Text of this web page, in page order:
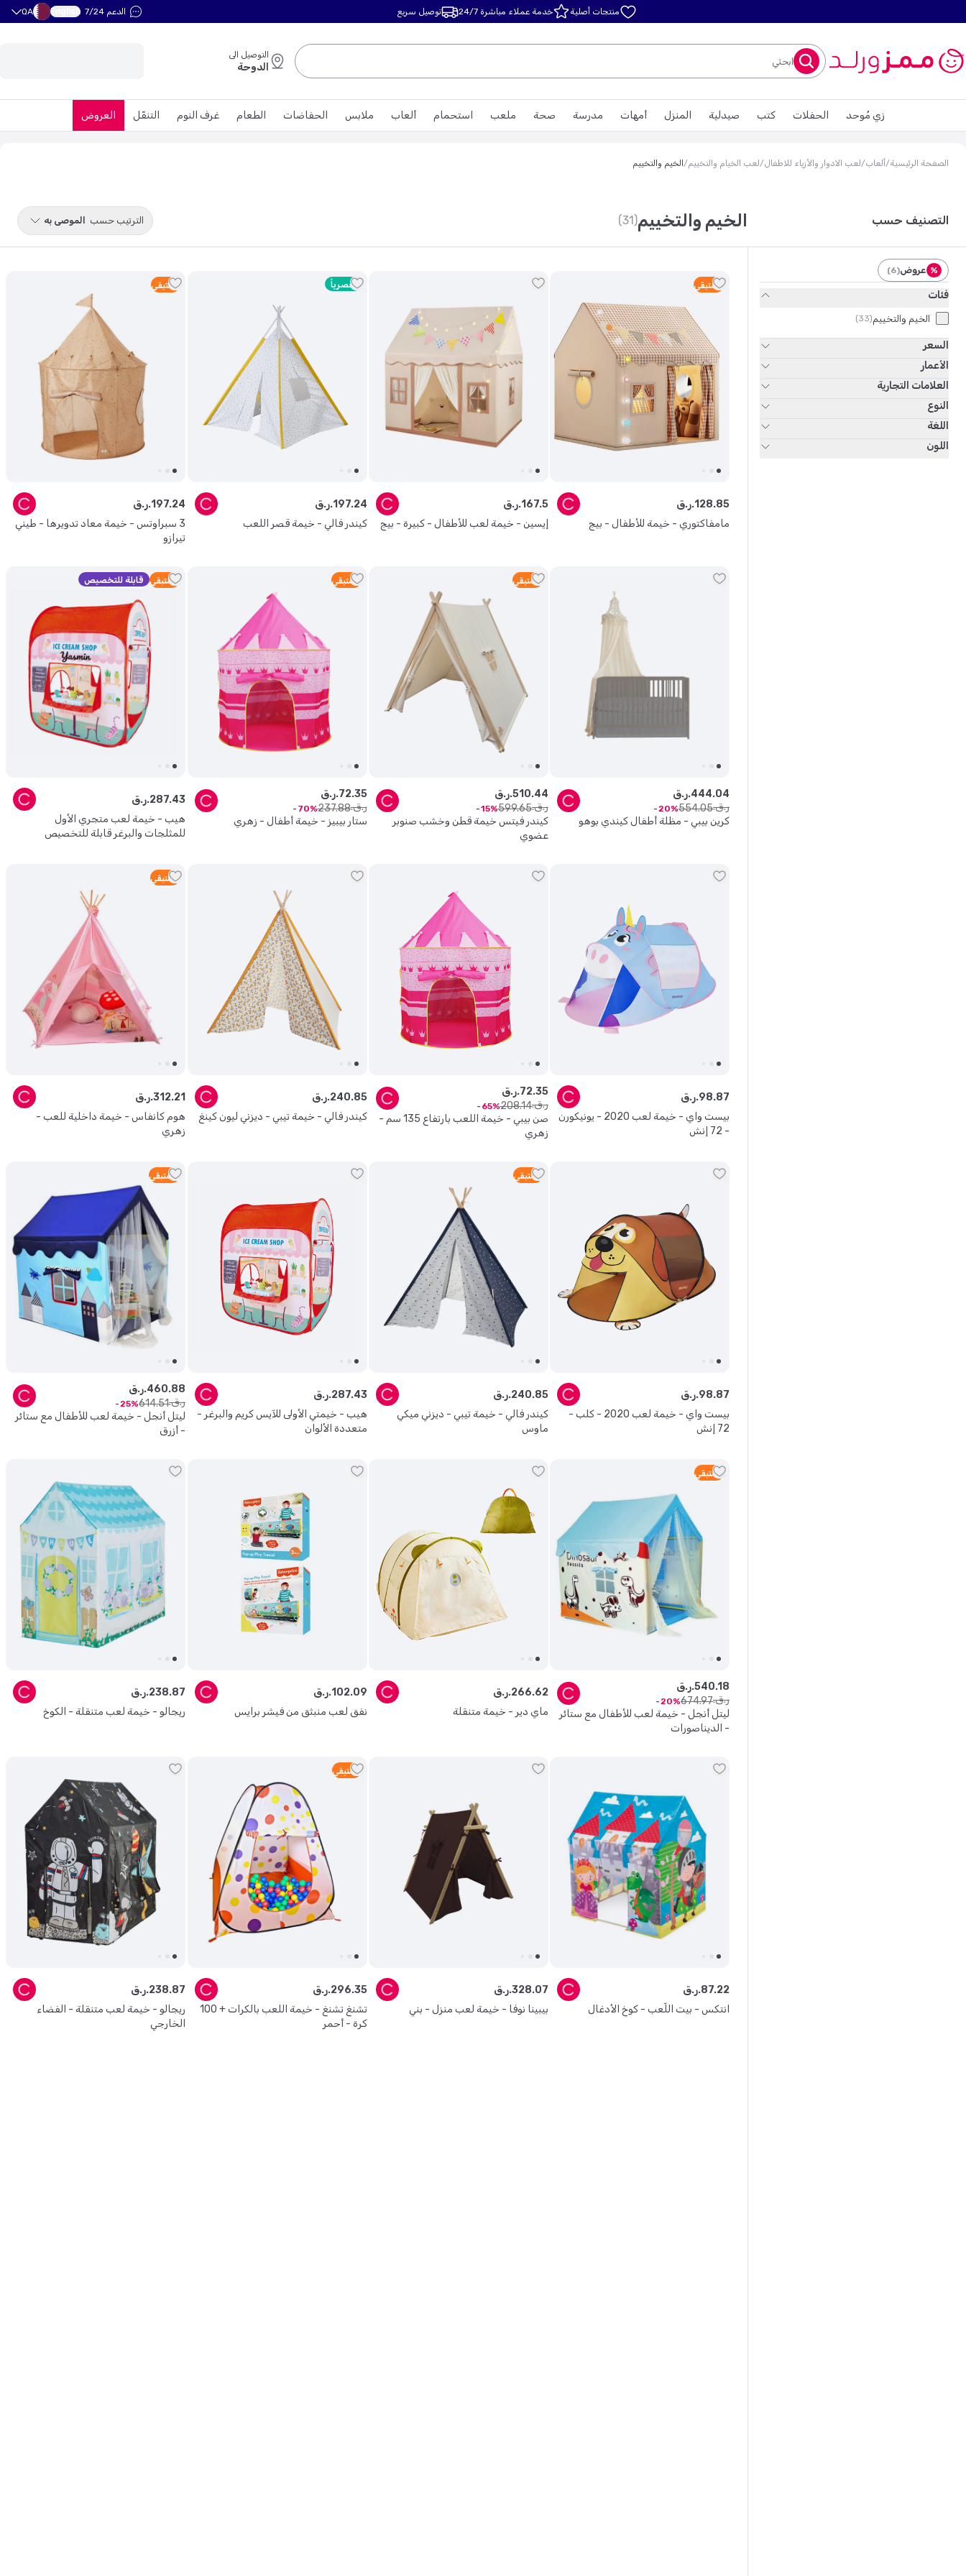
منتجات أصلية خدمة عملاء مباشرة 24/7 توصيل سريع الدعم 7/24 English
QA
ابحثي
التوصيل الى
الدوحة
العروض التنقّل غرف النوم الطعام الحفاضات ملابس ألعاب استحمام ملعب صحة مدرسة أمهات المنزل صيدلية كتب الحفلات زي مُوحد
الصفحة الرئيسية/ألعاب/لعب الادوار والأزياء للاطفال/لعب الخيام والتخييم/ الخيم والتخييم
التصنيف حسب الخيم والتخييم(31) الترتيب حسب الموصى به
% عروض(
6
)
فئات
الخيم والتخييم(
33
)
السعر
الأعمار
العلامات التجارية
النوع
اللغة
اللون
2 متبقي
مامفاكتوري - خيمة للأطفال - بيج
ر.ق.128.85
إيسين - خيمة لعب للأطفال - كبيرة - بيج
ر.ق.167.5
حصرياً
كيندر فالي - خيمة قصر اللعب
ر.ق.197.24
1 متبقي
3 سبراوتس - خيمة معاد تدويرها - طيني
تيرازو
ر.ق.197.24
كرين بيبي - مظلة أطفال كيندي بوهو
ر.ق.444.04
ر.ق.
554.05
20
3 متبقي
كيندر فيتس خيمة قطن وخشب صنوبر
عضوي
ر.ق.510.44
ر.ق.
599.65
15
3 متبقي
ستار بيبيز - خيمة أطفال - زهري
ر.ق.72.35
ر.ق.
237.88
70
2 متبقي قابلة للتخصيص
هيب - خيمة لعب متجري الأول
للمثلجات والبرغر قابلة للتخصيص
ر.ق.287.43
بيست واي - خيمة لعب 2020 - يونيكورن
- 72 إنش
ر.ق.98.87
صن بيبي - خيمة اللعب بارتفاع 135 سم -
زهري
ر.ق.72.35
ر.ق.
208.14
65
كيندر فالي - خيمة تيبي - ديزني ليون كينغ
ر.ق.240.85
5 متبقي
هوم كانفاس - خيمة داخلية للعب -
زهري
ر.ق.312.21
بيست واي - خيمة لعب 2020 - كلب -
72 إنش
ر.ق.98.87
5 متبقي
كيندر فالي - خيمة تيبي - ديزني ميكي
ماوس
ر.ق.240.85
هيب - خيمتي الأولى للآيس كريم والبرغر -
متعددة الألوان
ر.ق.287.43
4 متبقي
ليتل أنجل - خيمة لعب للأطفال مع ستائر
- أزرق
ر.ق.460.88
ر.ق.
614.51
25
5 متبقي
ليتل أنجل - خيمة لعب للأطفال مع ستائر
- الديناصورات
ر.ق.540.18
ر.ق.
674.97
20
ماي دير - خيمة متنقلة
ر.ق.266.62
نفق لعب منبثق من فيشر برايس
ر.ق.102.09
ريجالو - خيمة لعب متنقلة - الكوخ
ر.ق.238.87
انتكس - بيت اللّعب - كوخ الأدغال
ر.ق.87.22
بيبينا نوفا - خيمة لعب منزل - بني
ر.ق.328.07
5 متبقي
تشنغ تشنغ - خيمة اللعب بالكرات + 100
كرة - أحمر
ر.ق.296.35
ريجالو - خيمة لعب متنقلة - الفضاء
الخارجي
ر.ق.238.87